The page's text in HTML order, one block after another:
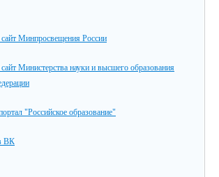
Минпросвещения России
Министерства науки и высшего образования
"Российское образование"
ВК